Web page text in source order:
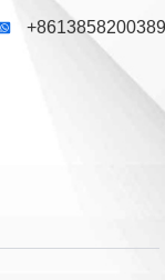
+8613858200389